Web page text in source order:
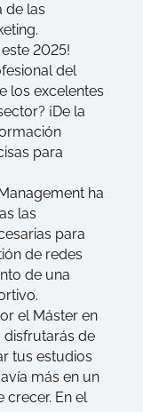
de las
2025!
del
los excelentes
¡De la
para
ha
las
para
de redes
de una
el Máster en
disfrutarás de
tus estudios
más en un
crecer. En el